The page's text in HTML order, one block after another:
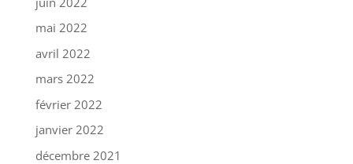
mai 2022
avril 2022
mars 2022
février 2022
janvier 2022
décembre 2021